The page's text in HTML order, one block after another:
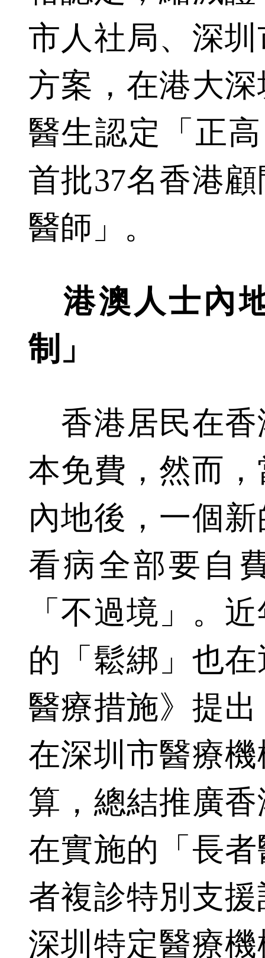
市人社局、深
方案，在港大
醫生認定「正
首批37名香港
醫師」。
港澳人士內
制」
香港居民在香
本免費，然而
內地後，一個
看病全部要自
「不過境」。
的「鬆綁」也
醫療措施》提
在深圳市醫療
算，總結推廣
在實施的「長
者複診特別支
深圳特定醫療